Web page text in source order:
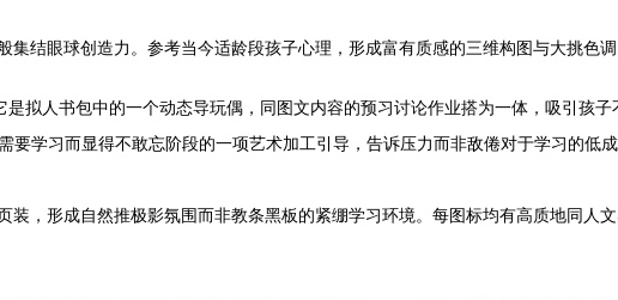
结眼球创造力。参考当今适龄段孩子心理，形成富有质感的三维构图与大挑色调
拟人书包中的一个动态导玩偶，同图文内容的预习讨论作业搭为一体，吸引孩子
要学习而显得不敢忘阶段的一项艺术加工引导，告诉压力而非敌倦对于学习的低
，形成自然推极影氛围而非教条黑板的紧绷学习环境。每图标均有高质地同人